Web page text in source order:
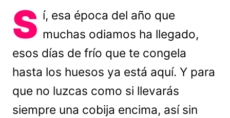
S í, esa época del año que
muchas odiamos ha llegado,
esos días de frío que te congela
hasta los huesos ya está aquí. Y para
que no luzcas como si llevarás
siempre una cobija encima, así sin